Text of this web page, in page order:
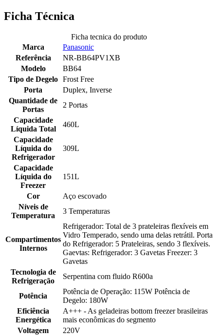
Ficha Técnica
Ficha tecnica do produto
Marca
Panasonic
Referência
NR-BB64PV1XB
Modelo
BB64
Tipo de Degelo Frost Free
Porta
Duplex, Inverse
Quantidade de
Portas
2 Portas
Capacidade
Líquida Total
460L
Capacidade
Líquida do
Refrigerador
309L
Capacidade
Líquida do
Freezer
151L
Cor
Aço escovado
Níveis de
Temperatura
3 Temperaturas
Compartimentos
Internos
Refrigerador: Total de 3 prateleiras flexíveis em
Vidro Temperado, sendo uma delas retrátil. Porta
do Refrigerador: 5 Prateleiras, sendo 3 flexíveis.
Gaevtas: Refrigerador: 3 Gavetas Freezer: 3
Gavetas
Tecnologia de
Refrigeração
Serpentina com fluido R600a
Potência
Potência de Operação: 115W Potência de
Degelo: 180W
Eficiência
Energética
A+++ - As geladeiras bottom freezer brasileiras
mais econômicas do segmento
Voltagem
220V